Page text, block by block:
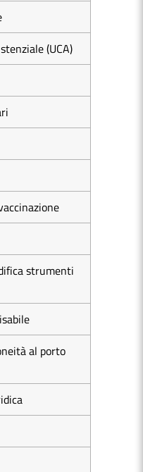
(UCA)
strumenti
al porto